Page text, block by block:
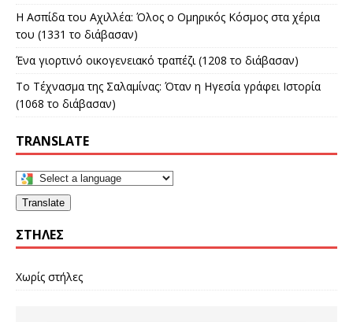
Η Ασπίδα του Αχιλλέα: Όλος ο Ομηρικός Κόσμος στα χέρια
του (1331 το διάβασαν)
Ένα γιορτινό οικογενειακό τραπέζι (1208 το διάβασαν)
Το Τέχνασμα της Σαλαμίνας: Όταν η Ηγεσία γράφει Ιστορία
(1068 το διάβασαν)
TRANSLATE
Translate
ΣΤΉΛΕΣ
Χωρίς στήλες